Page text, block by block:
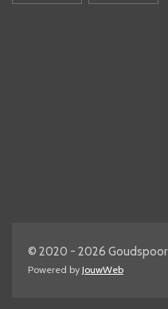
© 2020 - 2026 Goudspoor
Powered by JouwWeb